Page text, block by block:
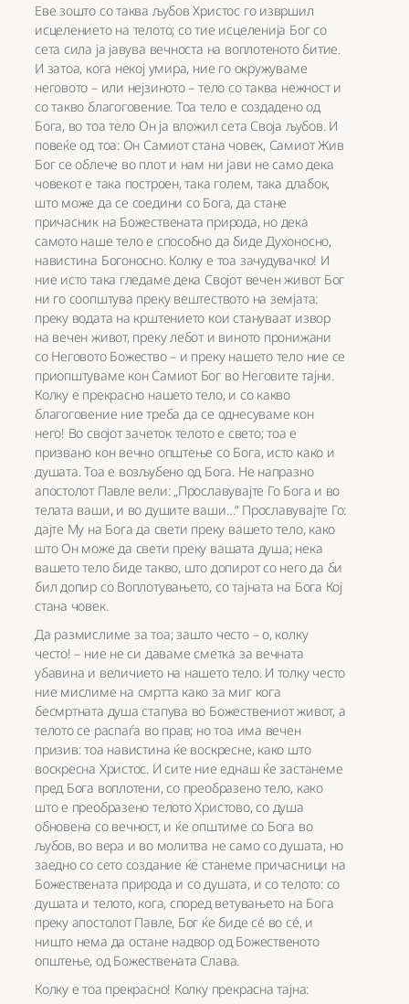
Еве зошто со таква љубов Христос го извршил
исцелението на телото; со тие исцеленија Бог со
сета сила ја јавува вечноста на воплотеното битие.
И затоа, кога некој умира, ние го окружуваме
неговото – или нејзиното – тело со таква нежност и
со такво благоговение. Тоа тело е создадено од
Бога, во тоа тело Он ја вложил сета Своја љубов. И
повеќе од тоа: Он Самиот стана човек, Самиот Жив
Бог се облече во плот и нам ни јави не само дека
човекот е така построен, така голем, така длабок,
што може да се соедини со Бога, да стане
причасник на Божествената природа, но дека
самото наше тело е способно да биде Духоносно,
навистина Богоносно. Колку е тоа зачудувачко! И
ние исто така гледаме дека Својот вечен живот Бог
ни го соопштува преку вештеството на земјата:
преку водата на крштението кои стануваат извор
на вечен живот, преку лебот и виното пронижани
со Неговото Божество – и преку нашето тело ние се
приопштуваме кон Самиот Бог во Неговите тајни.
Колку е прекрасно нашето тело, и со какво
благоговение ние треба да се однесуваме кон
него! Во својот зачеток телото е свето; тоа е
призвано кон вечно општење со Бога, исто како и
душата. Тоа е возљубено од Бога. Не напразно
апостолот Павле вели: „Прославувајте Го Бога и во
телата ваши, и во душите ваши…“ Прославувајте Го:
дајте Му на Бога да свети преку вашето тело, како
што Он може да свети преку вашата душа; нека
вашето тело биде такво, што допирот со него да би
бил допир со Воплотувањето, со тајната на Бога Кој
стана човек.
Да размислиме за тоа; зашто често – о, колку
често! – ние не си даваме сметка за вечната
убавина и величието на нашето тело. И толку често
ние мислиме на смртта како за миг кога
бесмртната душа стапува во Божествениот живот, а
телото се распаѓа во прав; но тоа има вечен
призив: тоа навистина ќе воскресне, како што
воскресна Христос. И сите ние еднаш ќе застанеме
пред Бога воплотени, со преобразено тело, како
што е преобразено телото Христово, со душа
обновена со вечност, и ќе општиме со Бога во
љубов, во вера и во молитва не само со душата, но
заедно со сето создание ќе станеме причасници на
Божествената природа и со душата, и со телото: со
душата и телото, кога, според ветувањето на Бога
преку апостолот Павле, Бог ќе биде сé во сé, и
ништо нема да остане надвор од Божественото
општење, од Божествената Слава.
Колку е тоа прекрасно! Колку прекрасна тајна: